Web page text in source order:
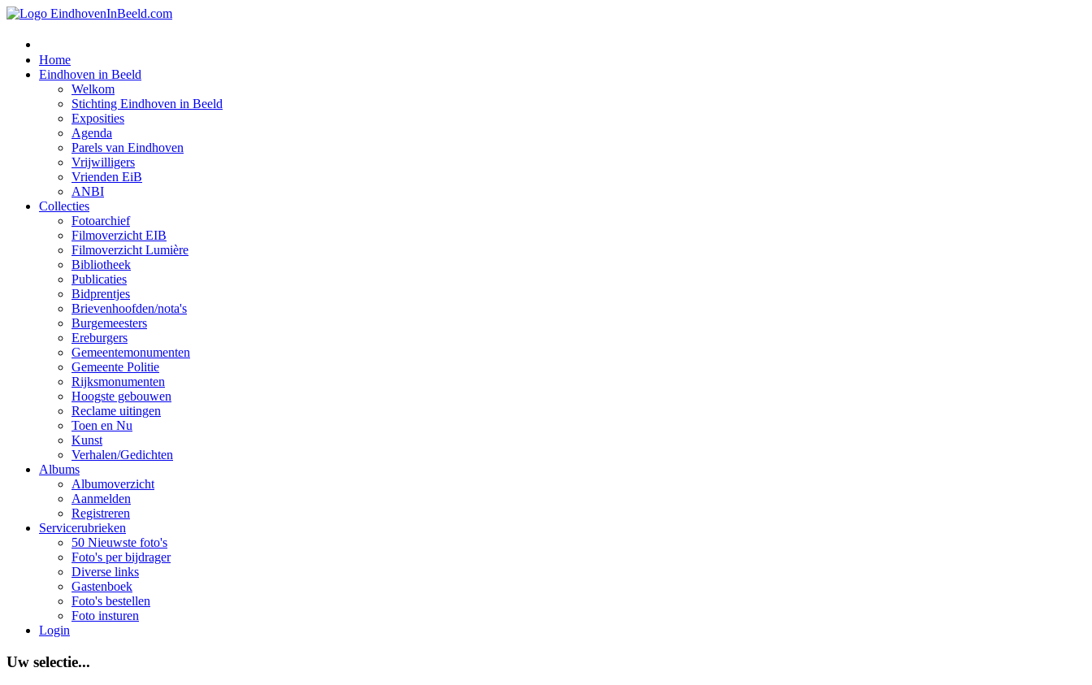
Home
Eindhoven in Beeld
Welkom
Stichting Eindhoven in Beeld
Exposities
Agenda
Parels van Eindhoven
Vrijwilligers
Vrienden EiB
ANBI
Collecties
Fotoarchief
Filmoverzicht EIB
Filmoverzicht Lumière
Bibliotheek
Publicaties
Bidprentjes
Brievenhoofden/nota's
Burgemeesters
Ereburgers
Gemeentemonumenten
Gemeente Politie
Rijksmonumenten
Hoogste gebouwen
Reclame uitingen
Toen en Nu
Kunst
Verhalen/Gedichten
Albums
Albumoverzicht
Aanmelden
Registreren
Servicerubrieken
50 Nieuwste foto's
Foto's per bijdrager
Diverse links
Gastenboek
Foto's bestellen
Foto insturen
Login
Uw selectie...